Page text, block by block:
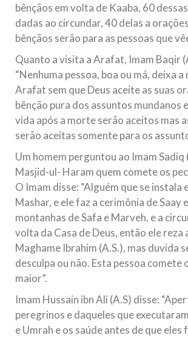
bênçãos em volta de Kaaba, 60
dadas ao circundar, 40 delas a
bênçãos serão para as pessoas que
Quanto a visita a Arafat, Imam Baqir
“Nenhuma pessoa, boa ou má, deixa
Arafat sem que Deus aceite as suas
bênção pura dos assuntos mundanos
vida após a morte serão aceitos mas
serão aceitas somente para os
Um homem perguntou ao Imam Sadiq
Masjid-ul- Haram quem comete os
O Imam disse: “Alguém que se instala
Mashar, e ele faz a cerimônia de Saay
montanhas de Safa e Marveh, e a
volta da Casa de Deus, então ele reza
Maghame Ibrahim (A.S.), mas duvida
desculpa ou não. Esta pessoa comete
maior”.
Imam Hussain ibn Ali (A.S) disse:
peregrinos e daqueles que
e Umrah e os saúde antes de que eles